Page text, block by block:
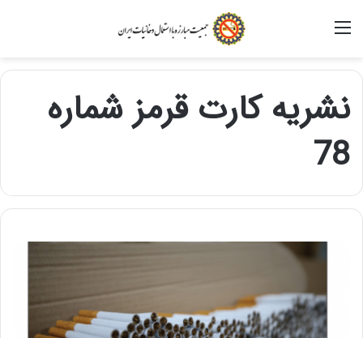
نشریه کارت قرمز شماره
78